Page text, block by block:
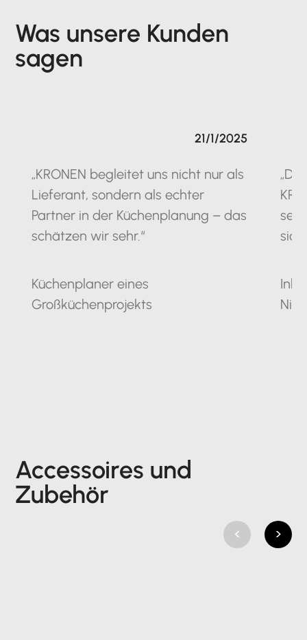
Was unsere Kunden
sagen
„KRONEN begleitet uns nicht nur als
Lieferant, sondern als echter
Partner in der Küchenplanung – das
schätzen wir sehr.“
Küchenplaner eines
Großküchenprojekts
21/1/2025
seit
sich
Accessoires und
Zubehör
< >